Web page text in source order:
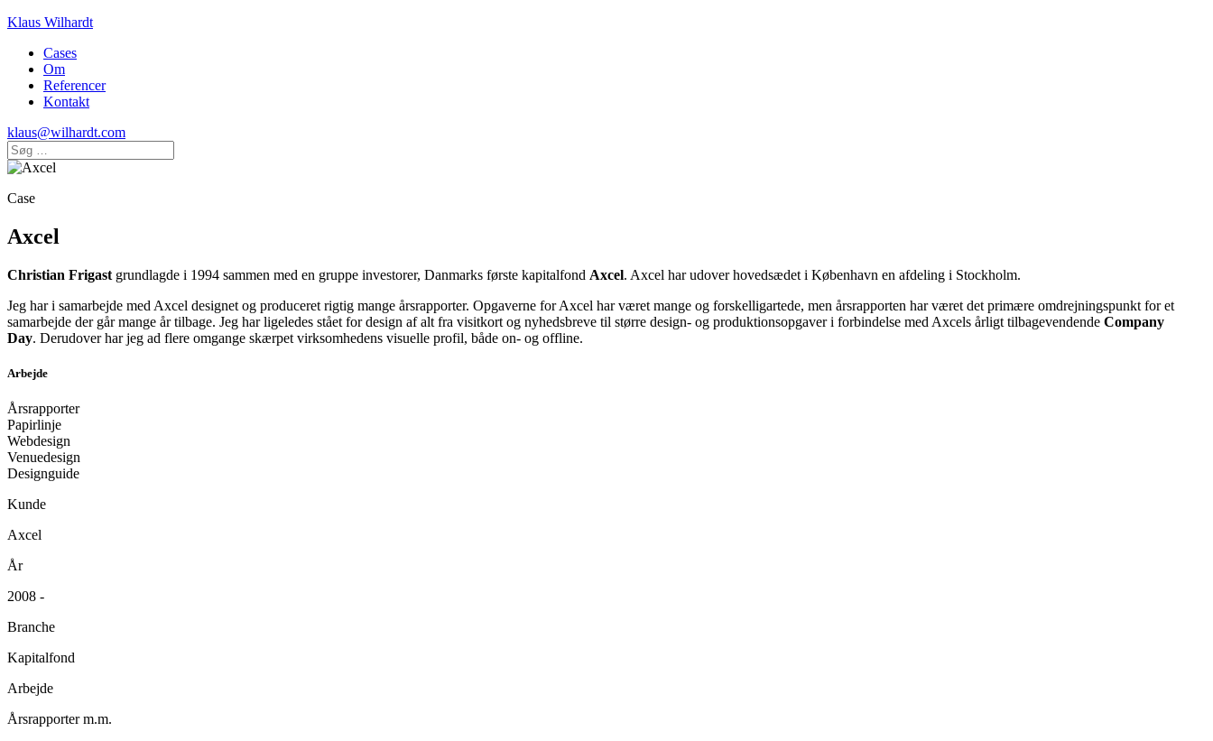
Klaus Wilhardt
Cases
Om
Referencer
Kontakt
klaus@wilhardt.com
Case
Axcel
Christian Frigast grundlagde i 1994 sammen med en gruppe investorer, Danmarks første kapitalfond Axcel. Axcel har udover hovedsædet i København en afdeling i Stockholm.
Jeg har i samarbejde med Axcel designet og produceret rigtig mange årsrapporter. Opgaverne for Axcel har været mange og forskelligartede, men årsrapporten har været det primære omdrejningspunkt for et
samarbejde der går mange år tilbage. Jeg har ligeledes stået for design af alt fra visitkort og nyhedsbreve til større design- og produktionsopgaver i forbindelse med Axcels årligt tilbagevendende Company
Day. Derudover har jeg ad flere omgange skærpet virksomhedens visuelle profil, både on- og offline.
Arbejde
Årsrapporter
Papirlinje
Webdesign
Venuedesign
Designguide
Kunde
Axcel
År
2008 -
Branche
Kapitalfond
Arbejde
Årsrapporter m.m.